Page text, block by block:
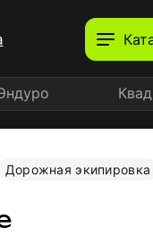
Дорожная экипировка